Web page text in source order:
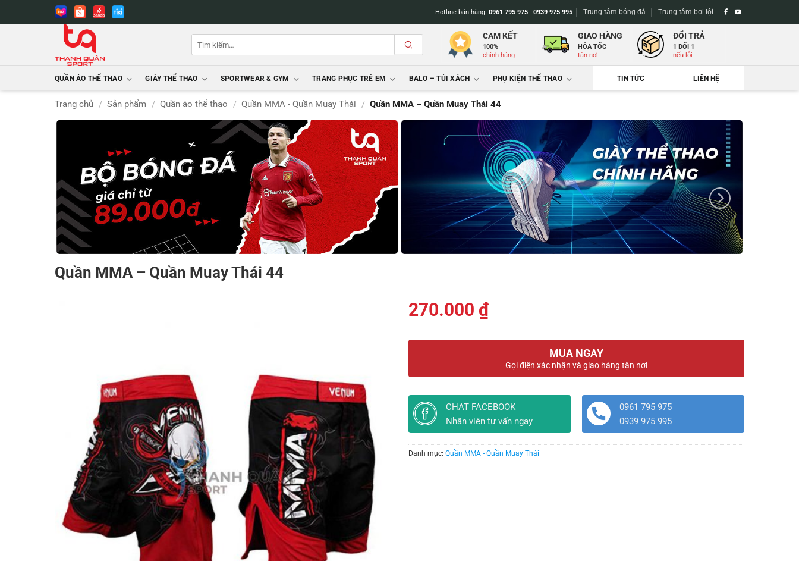
Hotline bán hàng: 0961 795 975- 0939 975 995 Trung tâm bóng đá Trung tâm bơi lội
Tìm
CAM KẾT
100%
chính hãng
GIAO HÀNG
HỎA TỐC
tận nơi
ĐỔI TRẢ
1 ĐỔI 1
nếu lỗi
QUẦN ÁO THỂ THAO GIÀY THỂ THAO SPORTWEAR & GYM TRANG PHỤC TRẺ EM BALO – TÚI XÁCH PHỤ KIỆN THỂ THAO TIN TỨC LIÊN HỆ
Trang chủ / Sản phẩm / Quần áo thể thao / Quần MMA - Quần Muay Thái / Quần MMA – Quần Muay Thái 44
Quần MMA – Quần Muay Thái 44
270.000 ₫
MUA NGAY
Gọi điện xác nhận và giao hàng tận nơi
CHAT FACEBOOK
Nhân viên tư vấn ngay
0961 795 975
0939 975 995
Danh mục: Quần MMA - Quần Muay Thái